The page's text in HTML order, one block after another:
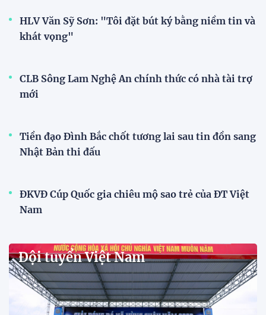
2026
Đội tuyển Việt Nam được tiếp
thêm sức mạnh trước trận gặp
tại ASEAN Cup 2026
17:17 27/07/2026
XSKT Đắk Lắk viết nên lịch sử